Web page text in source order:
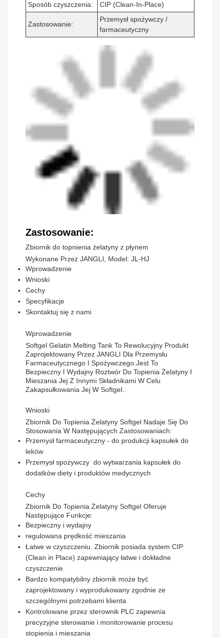
Sposób czyszczenia:
CIP (Clean-In-Place)
Zastosowanie:
Przemysł spożywczy /
farmaceutyczny
Zastosowanie:
Zbiornik do topnienia żelatyny z płynem
Wykonane Przez JANGLI, Model: JL-HJ
Wprowadzenie
Wnioski
Cechy
Specyfikacje
Skontaktuj się z nami
Wprowadzenie
Softgel Gelatin Melting Tank To Rewolucyjny Produkt
Zaprojektowany Przez JANGLI Dla Przemysłu
Farmaceutycznego I Spożywczego.Jest To
Bezpieczny I Wydajny Roztwór Do Topienia Żelatyny I
Mieszania Jej Z Innymi Składnikami W Celu
Zakapsułkowania Jej W Softgel..
Wnioski
Zbiornik Do Topienia Żelatyny Softgel Nadaje Się Do
Stosowania W Następujących Zastosowaniach:
Przemysł farmaceutyczny - do produkcji kapsułek do
leków
Przemysł spożywczy ­ do wytwarzania kapsułek do
dodatków diety i produktów medycznych
Cechy
Zbiornik Do Topienia Żelatyny Softgel Oferuje
Następujące Funkcje:
Bezpieczny i wydajny
regulowana prędkość mieszania
Łatwe w czyszczeniu. Zbiornik posiada system CIP
(Clean in Place) zapewniający łatwe i dokładne
czyszczenie.
Bardzo kompatybilny zbiornik może być
zaprojektowany i wyprodukowany zgodnie ze
szczególnymi potrzebami klienta
Kontrolowane przez sterownik PLC zapewnia
precyzyjne sterowanie i monitorowanie procesu
stopienia i mieszania